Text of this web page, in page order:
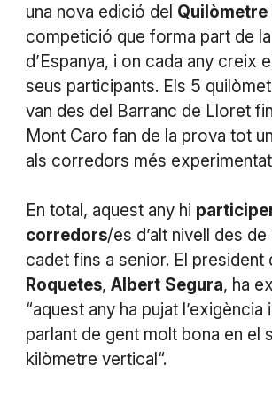
una nova edició del Quilòmetre
competició que forma part de
d’Espanya, i on cada any creix
seus participants. Els 5
van des del Barranc de Lloret
Mont Caro fan de la prova tot
als corredors més
En total, aquest any hi
corredors/es d’alt nivell des
cadet fins a senior. El president
Roquetes, Albert Segura, ha
“aquest any ha pujat l’exigència
parlant de gent molt bona en el
kilòmetre vertical“.